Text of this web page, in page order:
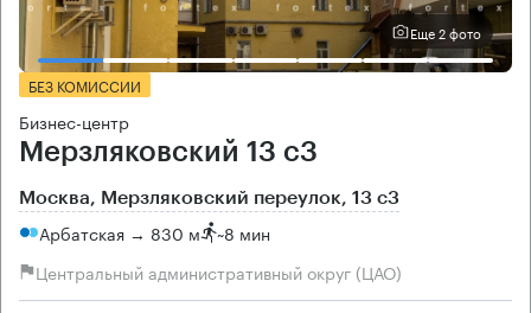
Еще 2 фото
БЕЗ КОМИССИИ
Бизнес-центр
Мерзляковский 13 с3
Москва, Мерзляковский переулок, 13 с3
Арбатская → 830 м ~8 мин
Центральный административный округ (ЦАО)